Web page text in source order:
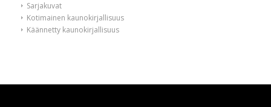
Sarjakuvat
Kotimainen kaunokirjallisuus
Käännetty kaunokirjallisuus